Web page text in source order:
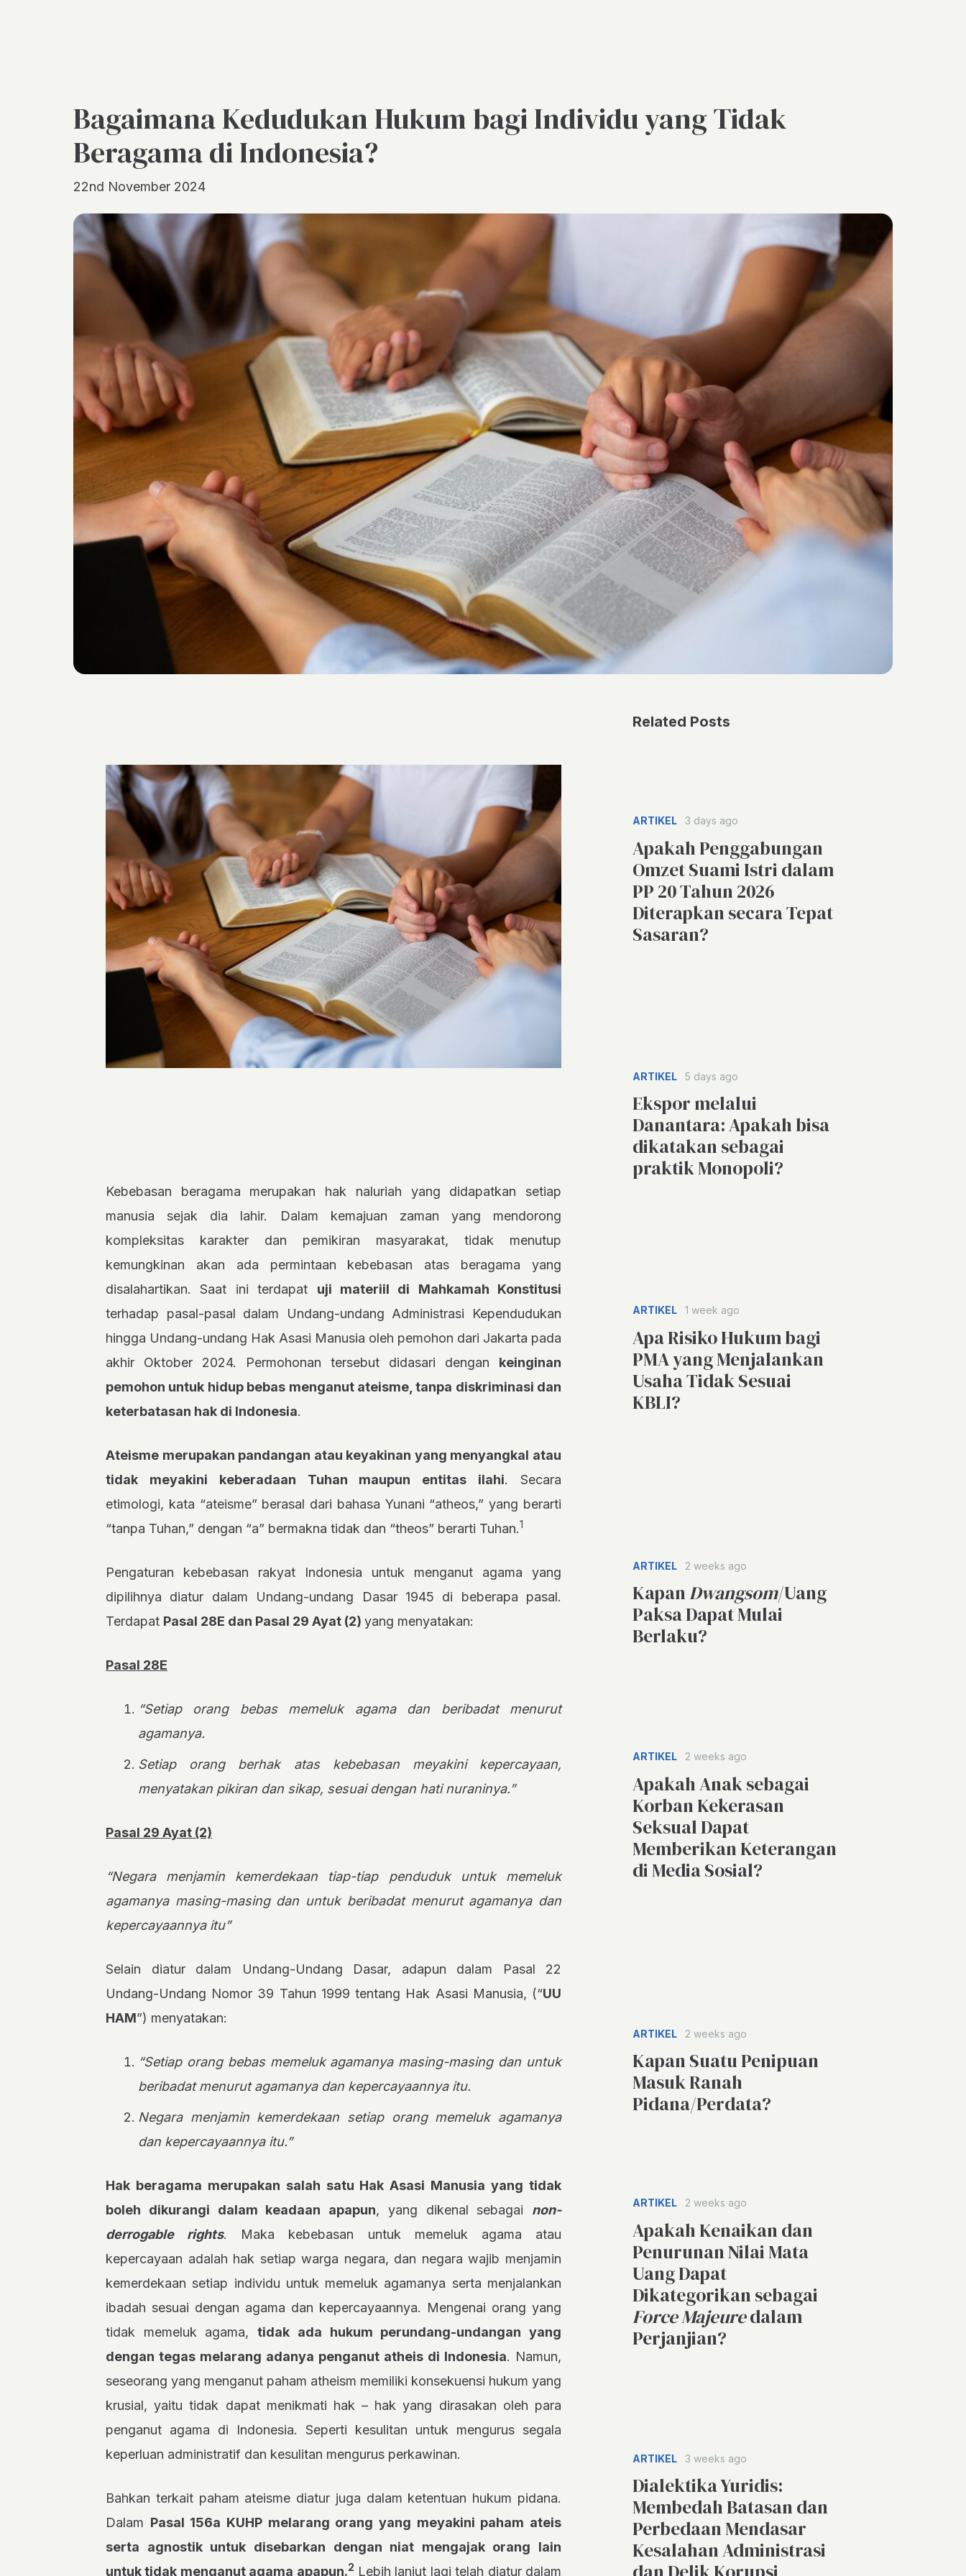
Bagaimana Kedudukan Hukum bagi Individu yang Tidak
Beragama di Indonesia?
22nd November 2024
Kebebasan beragama merupakan hak naluriah yang didapatkan setiap
manusia sejak dia lahir. Dalam kemajuan zaman yang mendorong
kompleksitas karakter dan pemikiran masyarakat, tidak menutup
kemungkinan akan ada permintaan kebebasan atas beragama yang
disalahartikan. Saat ini terdapat uji materiil di Mahkamah Konstitusi
terhadap pasal-pasal dalam Undang-undang Administrasi Kependudukan
hingga Undang-undang Hak Asasi Manusia oleh pemohon dari Jakarta pada
akhir Oktober 2024. Permohonan tersebut didasari dengan keinginan
pemohon untuk hidup bebas menganut ateisme, tanpa diskriminasi dan
keterbatasan hak di Indonesia.
Ateisme merupakan pandangan atau keyakinan yang menyangkal atau
tidak meyakini keberadaan Tuhan maupun entitas ilahi. Secara
etimologi, kata “ateisme” berasal dari bahasa Yunani “atheos,” yang berarti
“tanpa Tuhan,” dengan “a” bermakna tidak dan “theos” berarti Tuhan.1
Pengaturan kebebasan rakyat Indonesia untuk menganut agama yang
dipilihnya diatur dalam Undang-undang Dasar 1945 di beberapa pasal.
Terdapat Pasal 28E dan Pasal 29 Ayat (2) yang menyatakan:
Pasal 28E
“Setiap orang bebas memeluk agama dan beribadat menurut
agamanya.
Setiap orang berhak atas kebebasan meyakini kepercayaan,
menyatakan pikiran dan sikap, sesuai dengan hati nuraninya.”
Pasal 29 Ayat (2)
“Negara menjamin kemerdekaan tiap-tiap penduduk untuk memeluk
agamanya masing-masing dan untuk beribadat menurut agamanya dan
kepercayaannya itu”
Selain diatur dalam Undang-Undang Dasar, adapun dalam Pasal 22
Undang-Undang Nomor 39 Tahun 1999 tentang Hak Asasi Manusia, (“UU
HAM”) menyatakan:
“Setiap orang bebas memeluk agamanya masing-masing dan untuk
beribadat menurut agamanya dan kepercayaannya itu.
Negara menjamin kemerdekaan setiap orang memeluk agamanya
dan kepercayaannya itu.”
Hak beragama merupakan salah satu Hak Asasi Manusia yang tidak
boleh dikurangi dalam keadaan apapun, yang dikenal sebagai non-
derrogable rights. Maka kebebasan untuk memeluk agama atau
kepercayaan adalah hak setiap warga negara, dan negara wajib menjamin
kemerdekaan setiap individu untuk memeluk agamanya serta menjalankan
ibadah sesuai dengan agama dan kepercayaannya. Mengenai orang yang
tidak memeluk agama,tidak ada hukum perundang-undangan yang
dengan tegas melarang adanya penganut atheis di Indonesia. Namun,
seseorang yang menganut paham atheism memiliki konsekuensi hukum yang
krusial, yaitu tidak dapat menikmati hak – hak yang dirasakan oleh para
penganut agama di Indonesia. Seperti kesulitan untuk mengurus segala
keperluan administratif dan kesulitan mengurus perkawinan.
Bahkan terkait paham ateisme diatur juga dalam ketentuan hukum pidana.
Dalam Pasal 156a KUHP melarang orang yang meyakini paham ateis
serta agnostik untuk disebarkan dengan niat mengajak orang lain
untuk tidak menganut agama apapun.2 Lebih lanjut lagi telah diatur dalam
Related Posts
ARTIKEL 3 days ago
Apakah Penggabungan
Omzet Suami Istri dalam
PP 20 Tahun 2026
Diterapkan secara Tepat
Sasaran?
ARTIKEL 5 days ago
Ekspor melalui
Danantara: Apakah bisa
dikatakan sebagai
praktik Monopoli?
ARTIKEL 1 week ago
Apa Risiko Hukum bagi
PMA yang Menjalankan
Usaha Tidak Sesuai
KBLI?
ARTIKEL 2 weeks ago
KapanDwangsom/Uang
Paksa Dapat Mulai
Berlaku?
ARTIKEL 2 weeks ago
Apakah Anak sebagai
Korban Kekerasan
Seksual Dapat
Memberikan Keterangan
di Media Sosial?
ARTIKEL 2 weeks ago
Kapan Suatu Penipuan
Masuk Ranah
Pidana/Perdata?
ARTIKEL 2 weeks ago
Apakah Kenaikan dan
Penurunan Nilai Mata
Uang Dapat
Dikategorikan sebagai
Force Majeuredalam
Perjanjian?
ARTIKEL 3 weeks ago
Dialektika Yuridis:
Membedah Batasan dan
Perbedaan Mendasar
Kesalahan Administrasi